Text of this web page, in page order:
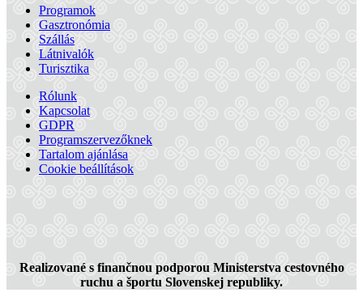
Szigetköz – Csallóköz biciklitúra
Programok
Gasztronómia
Szállás
Látnivalók
Turisztika
Rólunk
Kapcsolat
GDPR
Programszervezőknek
Tartalom ajánlása
Cookie beállítások
Realizované s finančnou podporou Ministerstva cestovného
ruchu a športu Slovenskej republiky.